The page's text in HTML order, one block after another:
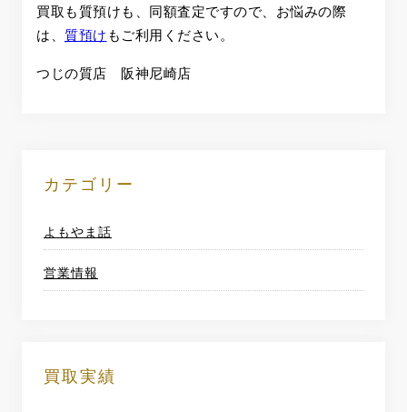
買取も質預けも、同額査定ですので、お悩みの際
は、 質預けもご利用ください。
つじの質店 阪神尼崎店
カテゴリー
よもやま話
営業情報
買取実績